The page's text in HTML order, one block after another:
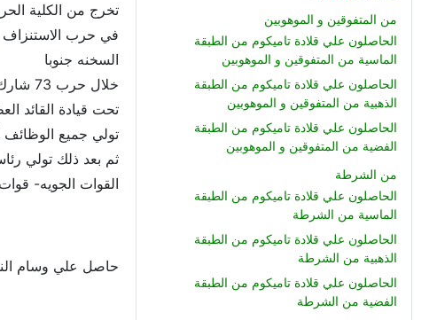
من المتفوقين و الموهوبين
الحاصلون علي قلادة تاميكوم من الطبقة
الماسية من المتفوقين و الموهوبين
الحاصلون علي قلادة تاميكوم من الطبقة
الذهبية من المتفوقين و الموهوبين
الحاصلون علي قلادة تاميكوم من الطبقة
الفضية من المتفوقين و الموهوبين
من الشرطة
الحاصلون علي قلادة تاميكوم من الطبقة
الماسية من الشرطة
الحاصلون علي قلادة تاميكوم من الطبقة
الذهبية من الشرطة
الحاصلون علي قلادة تاميكوم من الطبقة
الفضية من الشرطة
تخرج من الكلية
السخنه جنوبا
خلال حرب 73 شارك ضمن مقدم رئيس قسم العمليات ابطال الفرقه السابعه المشاه
تحت قيادة القائد
تولي جميع الوظائف
القوات الجويه-
حاصل علي وسام